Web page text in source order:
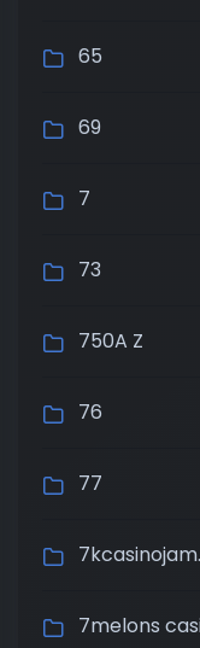
65
69
7
73
750A Z
76
77
7melons